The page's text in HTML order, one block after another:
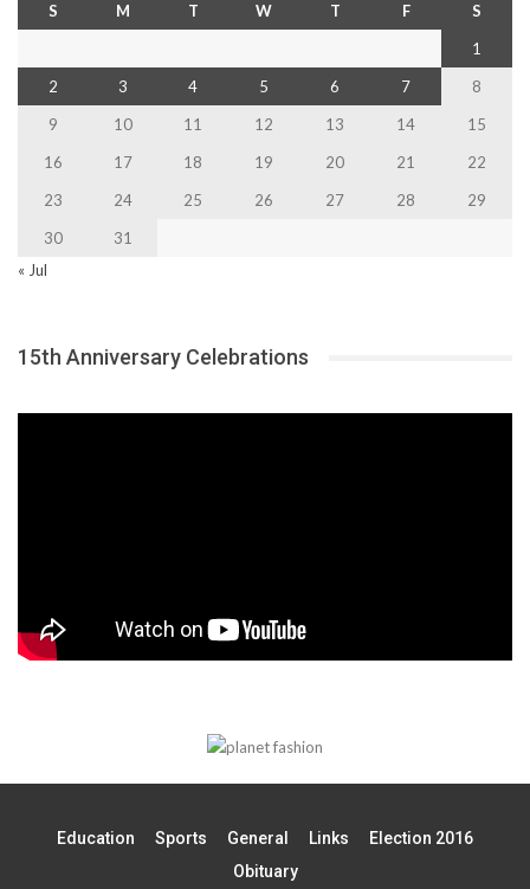
S M T W T F
S
1
2
3 4 5 6 7
8
9
10 11 12 13 14
15
16
17 18 19 20 21
22
23
24 25 26 27 28
29
30
31
« Jul
15th Anniversary Celebrations
Education Sports General Links
Election 2016
Obituary